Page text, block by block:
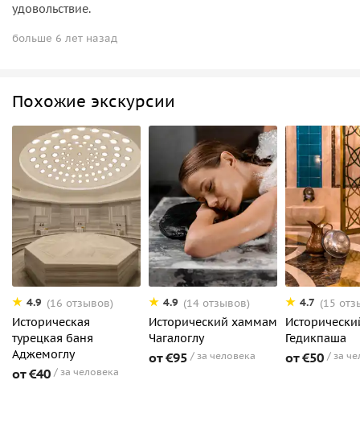
удовольствие.
больше 6 лет назад
Похожие экскурсии
4.9 (16 отзывов)
Историческая
турецкая баня
Аджемоглу
от €40 за человека
4.9 (14 отзывов)
Исторический хаммам
Чагалоглу
от €95 за человека
4.7 (15
Гедикпаша
от €50 за